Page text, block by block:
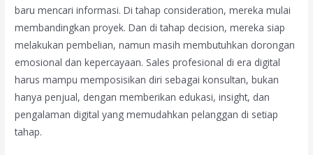
baru mencari informasi. Di tahap consideration, mereka mulai
membandingkan proyek. Dan di tahap decision, mereka siap
melakukan pembelian, namun masih membutuhkan dorongan
emosional dan kepercayaan. Sales profesional di era digital
harus mampu memposisikan diri sebagai konsultan, bukan
hanya penjual, dengan memberikan edukasi, insight, dan
pengalaman digital yang memudahkan pelanggan di setiap
tahap.